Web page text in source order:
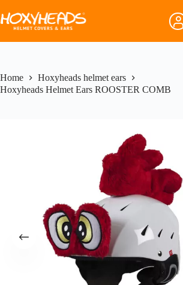
naar
de
Home
Hoxyheads helmet ears
Hoxyheads Helmet Ears ROOSTER COMB